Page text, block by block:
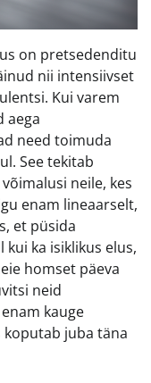
on pretsedenditu
nii intensiivset
Kui varem
aega
need toimuda
See tekitab
neile, kes
enam lineaarselt,
et püsida
ka isiklikus elus,
homset päeva
neid
kauge
koputab juba täna